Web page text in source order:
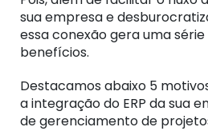
sua empresa e
essa conexão gera uma
benefícios.
Destacamos abaixo 5
a integração do ERP da sua
de gerenciamento de